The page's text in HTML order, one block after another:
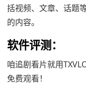
括视频、文章、话题
的内容。
软件评测：
咱追剧看片就用
免费观看！